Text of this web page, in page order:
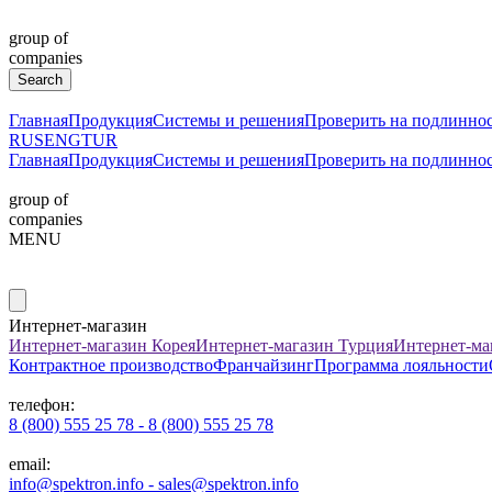
group of
companies
ГлавнаяПродукцияСистемы и решенияПроверить на
RUSENGTUR
ГлавнаяПродукцияСистемы и решенияПроверить на
group of
companies
MENU
Интернет-магазин
Интернет-магазин КореяИнтернет-магазин ТурцияИнтернет-
Контрактное производствоФранчайзингПрограмма лояльности
телефон:
8 (800) 555 25 78 - 8 (800) 555 25 78
email:
info@spektron.info - sales@spektron.info